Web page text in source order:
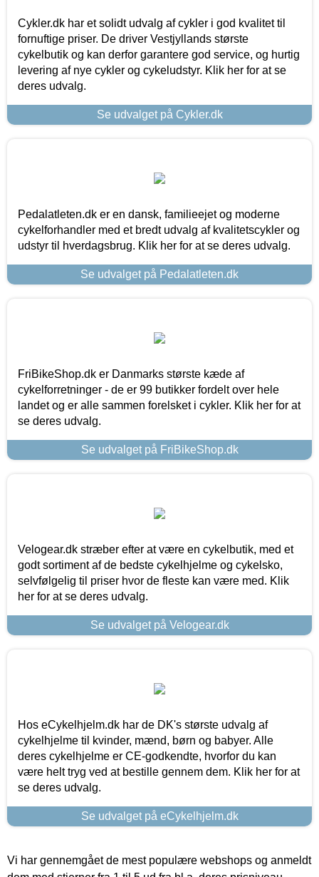
Cykler.dk har et solidt udvalg af cykler i god kvalitet til
fornuftige priser. De driver Vestjyllands største
cykelbutik og kan derfor garantere god service, og hurtig
levering af nye cykler og cykeludstyr. Klik her for at se
deres udvalg.
Se udvalget på Cykler.dk
Pedalatleten.dk er en dansk, familieejet og moderne
cykelforhandler med et bredt udvalg af kvalitetscykler og
udstyr til hverdagsbrug. Klik her for at se deres udvalg.
Se udvalget på Pedalatleten.dk
FriBikeShop.dk er Danmarks største kæde af
cykelforretninger - de er 99 butikker fordelt over hele
landet og er alle sammen forelsket i cykler. Klik her for at
se deres udvalg.
Se udvalget på FriBikeShop.dk
Velogear.dk stræber efter at være en cykelbutik, med et
godt sortiment af de bedste cykelhjelme og cykelsko,
selvfølgelig til priser hvor de fleste kan være med. Klik
her for at se deres udvalg.
Se udvalget på Velogear.dk
Hos eCykelhjelm.dk har de DK's største udvalg af
cykelhjelme til kvinder, mænd, børn og babyer. Alle
deres cykelhjelme er CE-godkendte, hvorfor du kan
være helt tryg ved at bestille gennem dem. Klik her for at
se deres udvalg.
Se udvalget på eCykelhjelm.dk
Vi har gennemgået de mest populære webshops og anmeldt